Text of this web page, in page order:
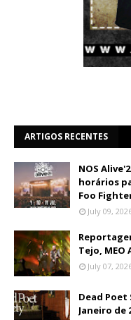
ARTIGOS RECENTES
NOS
horários
Foo
July 09,
Tejo, MEO
July 07,
Dead Poet
Janeiro de